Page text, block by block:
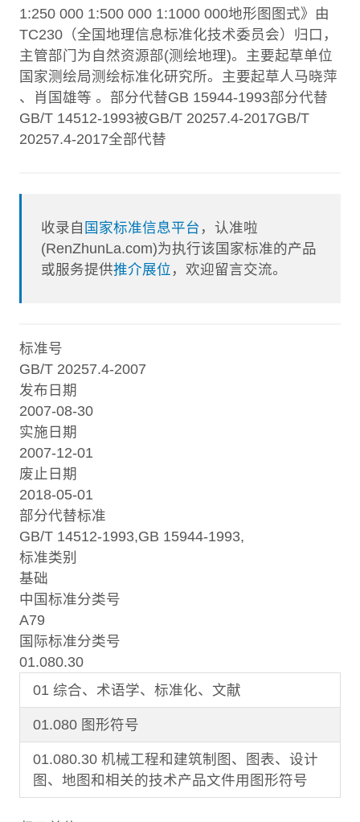
1:250 000 1:500 000 1:1000 000地形图图式》由
TC230（全国地理信息标准化技术委员会）归口，
主管部门为自然资源部(测绘地理)。主要起草单位
国家测绘局测绘标准化研究所。主要起草人马晓萍
、肖国雄等 。部分代替GB 15944-1993部分代替
GB/T 14512-1993被GB/T 20257.4-2017GB/T
20257.4-2017全部代替
收录自 国家标准信息平台 ，认准啦
(RenZhunLa.com)为执行该国家标准的产品
或服务提供推介展位 ，欢迎留言交流。
标准号
GB/T 20257.4-2007
发布日期
2007-08-30
实施日期
2007-12-01
废止日期
2018-05-01
部分代替标准
GB/T 14512-1993,GB 15944-1993,
标准类别
基础
中国标准分类号
A79
国际标准分类号
01.080.30
01 综合、术语学、标准化、文献
01.080 图形符号
01.080.30 机械工程和建筑制图、图表、设计
图、地图和相关的技术产品文件用图形符号